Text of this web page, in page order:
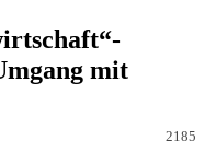
mit
2185